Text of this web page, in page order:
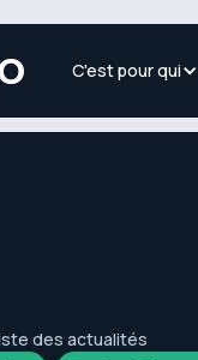
C'est pour qui
des actualités